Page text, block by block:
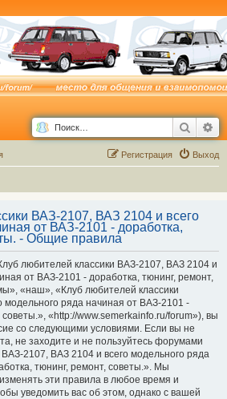
Поиск
Выход
Регистрация
ВАЗ-2107, ВАЗ 2104 и всего
от ВАЗ-2101 - доработка,
- Общие правила
любителей классики ВАЗ-2107, ВАЗ 2104 и
от ВАЗ-2101 - доработка, тюнинг, ремонт,
«наш», «Клуб любителей классики
модельного ряда начиная от ВАЗ-2101 -
«http://www.semerkainfo.ru/forum»), вы
со следующими условиями. Если вы не
не заходите и не пользуйтесь форумами
2107, ВАЗ 2104 и всего модельного ряда
тюнинг, ремонт, советы.». Мы
эти правила в любое время и
уведомить вас об этом, однако с вашей